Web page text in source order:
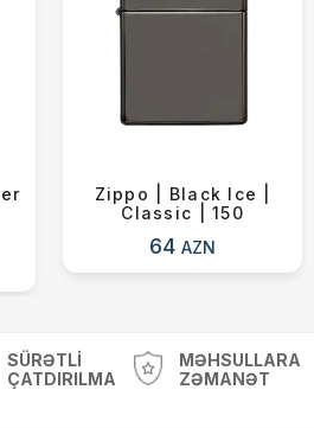
Zippo | Black Ice |
Classic | 150
64AZN
davam et
SÜRƏTLI
ÇATDIRILMA
MƏHSULLARA
ZƏMANƏT